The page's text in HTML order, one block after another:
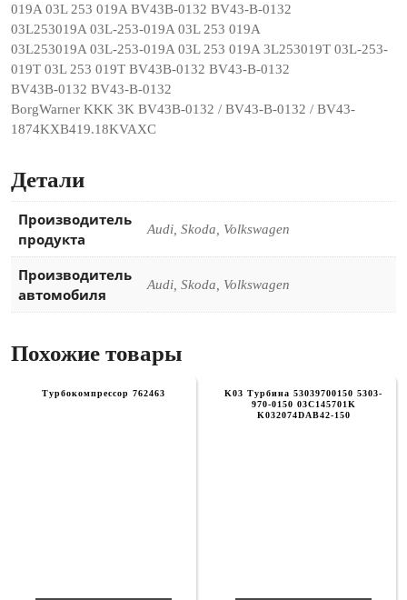
019A 03L 253 019A BV43B-0132 BV43-B-0132
03L253019A 03L-253-019A 03L 253 019A
03L253019A 03L-253-019A 03L 253 019A 3L253019T 03L-253-
019T 03L 253 019T BV43B-0132 BV43-B-0132
BV43B-0132 BV43-B-0132
BorgWarner KKK 3K BV43B-0132 / BV43-B-0132 / BV43-
1874KXB419.18KVAXC
Детали
Производитель
продукта
Audi, Skoda, Volkswagen
Производитель
автомобиля
Audi, Skoda, Volkswagen
Похожие товары
Турбокомпрессор 762463
K03 Турбина 53039700150 5303-
970-0150 03C145701K
K032074DAB42-150